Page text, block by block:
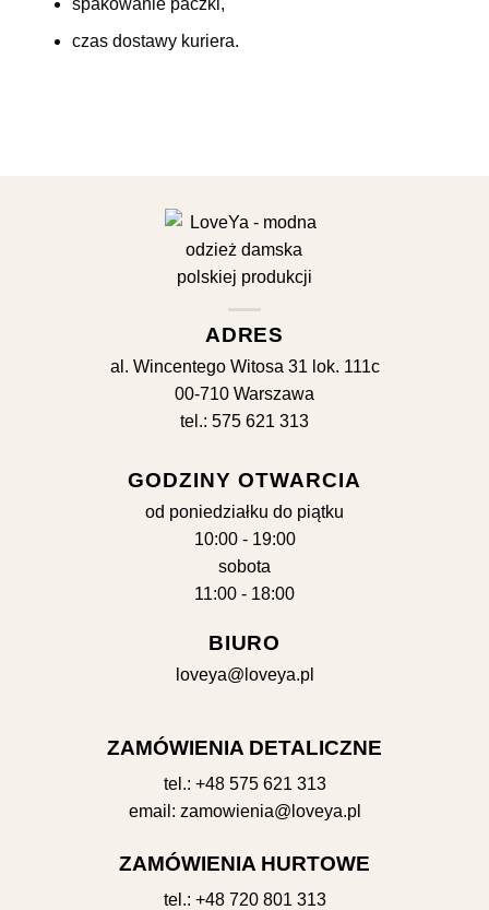
czas dostawy kuriera.
ADRES
al. Wincentego Witosa 31 lok. 111c
00-710 Warszawa
tel.: 575 621 313
GODZINY OTWARCIA
od poniedziałku do piątku
10:00 - 19:00
sobota
11:00 - 18:00
BIURO
loveya@loveya.pl
ZAMÓWIENIA DETALICZNE
tel.: +48 575 621 313
email: zamowienia@loveya.pl
ZAMÓWIENIA HURTOWE
tel.: +48 720 801 313